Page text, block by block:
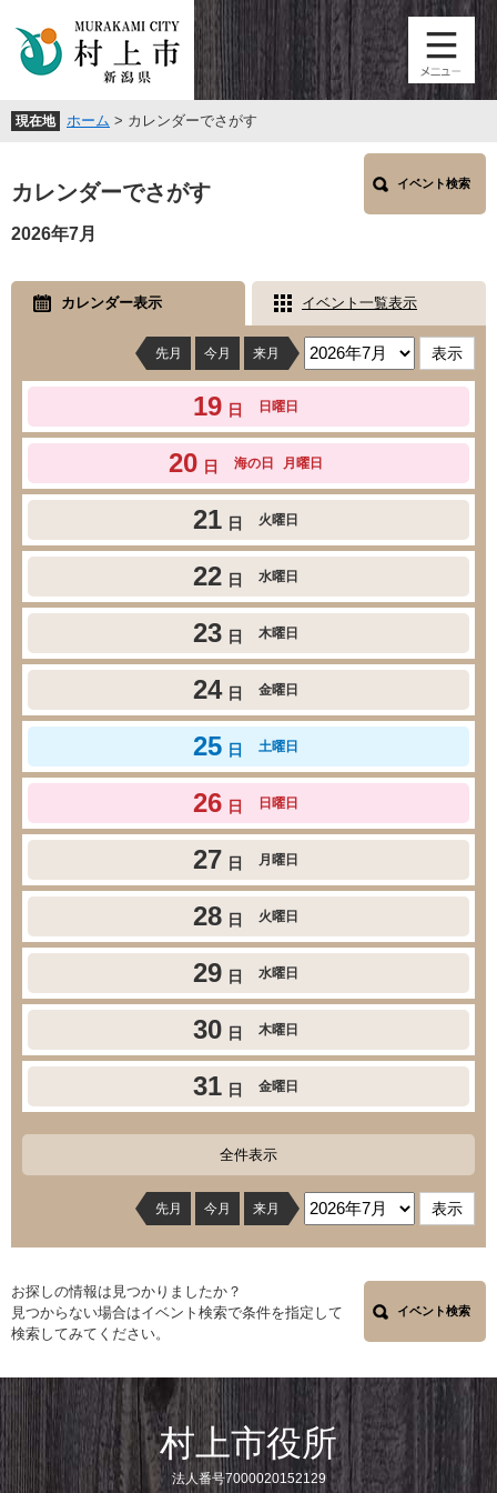
頭
。
飛
て
文
現在地 ホーム > カレンダーでさがす
文
カレンダーでさがす イベント検索
2026年7月
カレンダー表示 イベント一覧表示
先月 今月 来月
19 日 日曜日
20 日 海の日 月曜日
21 日 火曜日
22 日 水曜日
23 日 木曜日
24 日 金曜日
25 日 土曜日
26 日 日曜日
27 日 月曜日
28 日 火曜日
29 日 水曜日
30 日 木曜日
31 日 金曜日
全件表示
先月 今月 来月
お探しの情報は見つかりましたか？
見つからない場合はイベント検索で条件を指定して
検索してみてください。
イベント検索
村上市役所
法人番号7000020152129